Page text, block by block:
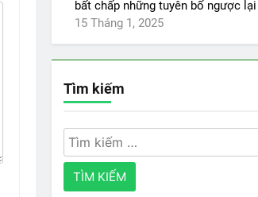
bất chấp những tuyên bố ngược lại
15 Tháng 1, 2025
Tìm kiếm
Tìm
kiếm
cho: